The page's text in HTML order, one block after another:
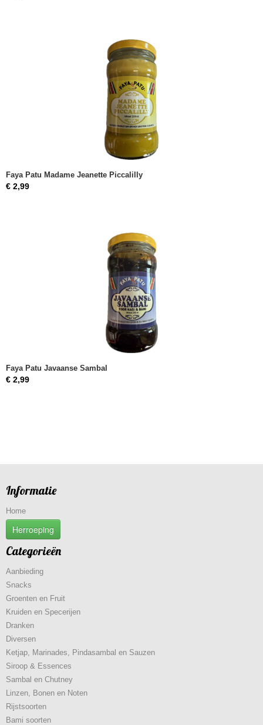
Faya Patu Madame Jeanette Piccalilly
€ 2,99
Faya Patu Javaanse Sambal
€ 2,99
Informatie
Home
Herroeping
Categorieën
Aanbieding
Snacks
Groenten en Fruit
Kruiden en Specerijen
Dranken
Diversen
Ketjap, Marinades, Pindasambal en Sauzen
Siroop & Essences
Sambal en Chutney
Linzen, Bonen en Noten
Rijstsoorten
Bami soorten